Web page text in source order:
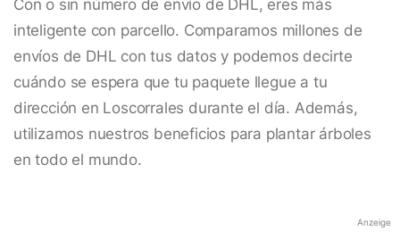
Con o sin número de envío de DHL, eres más
inteligente con parcello. Comparamos millones de
envíos de DHL con tus datos y podemos decirte
cuándo se espera que tu paquete llegue a tu
dirección en Loscorrales durante el día. Además,
utilizamos nuestros beneficios para plantar árboles
en todo el mundo.
Anzeige